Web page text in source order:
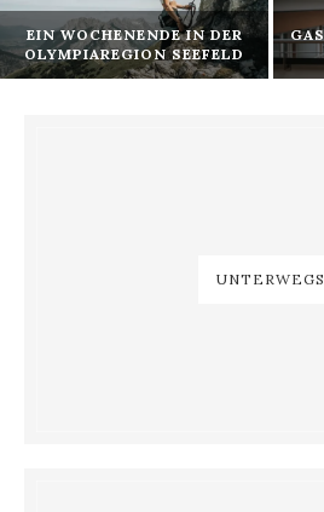
EIN WOCHENENDE IN DER
OLYMPIAREGION SEEFELD
UNTERWEGS